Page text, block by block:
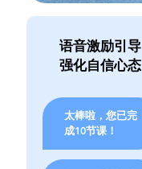
语音激励引导
强化自信心态
太棒啦，您已完
成10节课！